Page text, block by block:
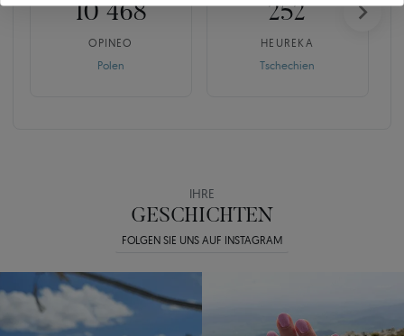
10 468
OPINEO
Polen
252
HEUREKA
Tschechien
IHRE
GESCHICHTEN
FOLGEN SIE UNS AUF INSTAGRAM